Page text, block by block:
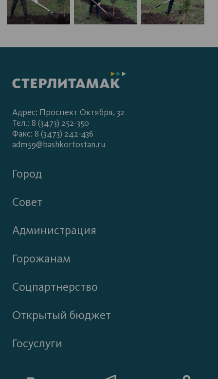
Адрес: Проспект Октября, 32
Тел.: 8 (3473) 252-350
Факс: 8 (3473) 242-436
adm59@bashkortostan.ru
Город
Совет
Администрация
Горожанам
Соцпартнерство
Открытый бюджет
Госуслуги